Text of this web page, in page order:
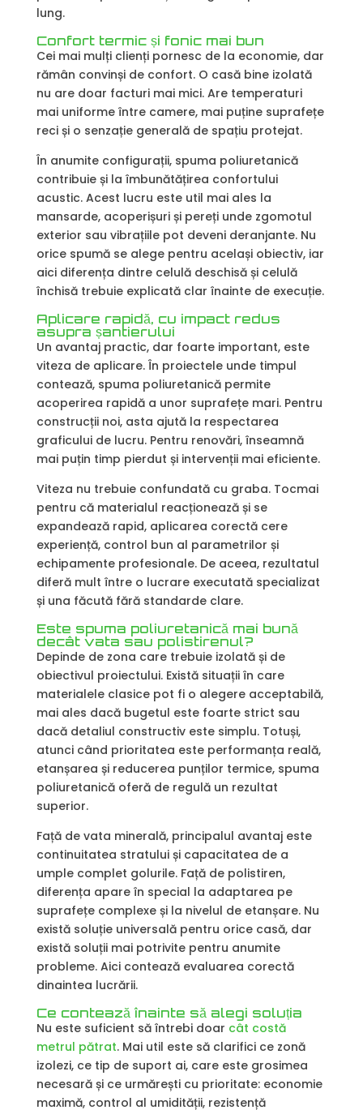
lung.
Confort termic și fonic mai bun
Cei mai mulți clienți pornesc de la economie, dar
rămân convinși de confort. O casă bine izolată
nu are doar facturi mai mici. Are temperaturi
mai uniforme între camere, mai puține suprafețe
reci și o senzație generală de spațiu protejat.
În anumite configurații, spuma poliuretanică
contribuie și la îmbunătățirea confortului
acustic. Acest lucru este util mai ales la
mansarde, acoperișuri și pereți unde zgomotul
exterior sau vibrațiile pot deveni deranjante. Nu
orice spumă se alege pentru același obiectiv, iar
aici diferența dintre celulă deschisă și celulă
închisă trebuie explicată clar înainte de execuție.
Aplicare rapidă, cu impact redus
asupra șantierului
Un avantaj practic, dar foarte important, este
viteza de aplicare. În proiectele unde timpul
contează, spuma poliuretanică permite
acoperirea rapidă a unor suprafețe mari. Pentru
construcții noi, asta ajută la respectarea
graficului de lucru. Pentru renovări, înseamnă
mai puțin timp pierdut și intervenții mai eficiente.
Viteza nu trebuie confundată cu graba. Tocmai
pentru că materialul reacționează și se
expandează rapid, aplicarea corectă cere
experiență, control bun al parametrilor și
echipamente profesionale. De aceea, rezultatul
diferă mult între o lucrare executată specializat
și una făcută fără standarde clare.
Este spuma poliuretanică mai bună
decât vata sau polistirenul?
Depinde de zona care trebuie izolată și de
obiectivul proiectului. Există situații în care
materialele clasice pot fi o alegere acceptabilă,
mai ales dacă bugetul este foarte strict sau
dacă detaliul constructiv este simplu. Totuși,
atunci când prioritatea este performanța reală,
etanșarea și reducerea punților termice, spuma
poliuretanică oferă de regulă un rezultat
superior.
Față de vata minerală, principalul avantaj este
continuitatea stratului și capacitatea de a
umple complet golurile. Față de polistiren,
diferența apare în special la adaptarea pe
suprafețe complexe și la nivelul de etanșare. Nu
există soluție universală pentru orice casă, dar
există soluții mai potrivite pentru anumite
probleme. Aici contează evaluarea corectă
dinaintea lucrării.
Ce contează înainte să alegi soluția
Nu este suficient să întrebi doar cât costă
metrul pătrat. Mai util este să clarifici ce zonă
izolezi, ce tip de suport ai, care este grosimea
necesară și ce urmărești cu prioritate: economie
maximă, control al umidității, rezistență